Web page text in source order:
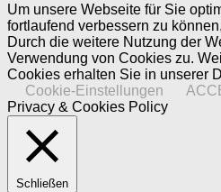
Um unsere Webseite für Sie
fortlaufend verbessern zu
Durch die weitere Nutzung der
Verwendung von Cookies zu.
Cookies erhalten Sie in unserer
Cookie-Einstellungen
Privacy & Cookies Policy
Schließen